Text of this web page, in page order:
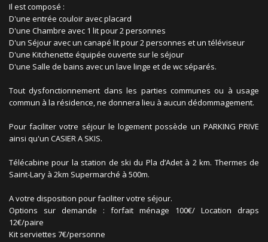
Il est composé :
D'une entrée couloir avec placard
D'une Chambre avec 1 lit pour 2 personnes
D'un Séjour avec un canapé lit pour 2 personnes et un téléviseur
D'une Kitchenette équipée ouverte sur le séjour
D'une Salle de bains avec un lave linge et de wc séparés.
Tout dysfonctionnement dans les parties communes ou à usage
commun à la résidence, ne donnera lieu à aucun dédommagement.
Pour faciliter votre séjour le logement possède un PARKING PRIVE
ainsi qu'un CASIER A SKIS.
Télécabine pour la station de ski du Pla d’Adet à 2 km. Thermes de
Saint-Lary à 2km Supermarché à 500m.
A votre disposition pour faciliter votre séjour.
Options sur demande : forfait ménage 100€/ Location draps
12€/paire
Kit serviettes 7€/personne